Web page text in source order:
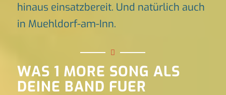
hinaus einsatzbereit. Und natürlich auch
in Muehldorf-am-Inn.
WAS 1 MORE SONG ALS
DEINE BAND FUER